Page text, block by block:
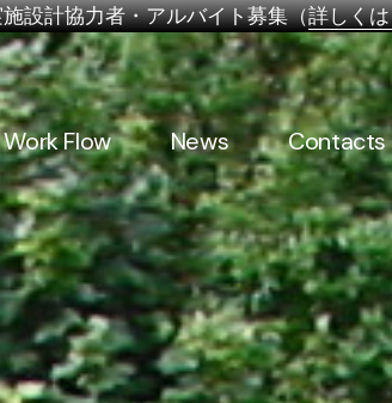
設計協力者・アルバイト募集（詳しく
Work Flow News Contacts